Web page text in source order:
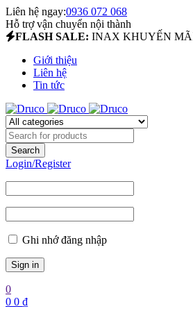
Liên hệ ngay:0936 072 068
Hỗ trợ vận chuyển nội thành
FLASH SALE: INAX KHUYẾN
Giới thiệu
Liên hệ
Tin tức
Login/Register
Ghi nhớ đăng nhập
0
0 0 ₫